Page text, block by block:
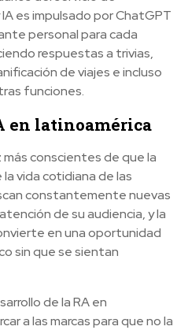
es impulsado por ChatGPT
personal para cada
respuestas a trivias,
de viajes e incluso
funciones.
en latinoamérica
conscientes de que la
vida cotidiana de las
constantemente nuevas
de su audiencia, y la
en una oportunidad
sin que se sientan
de la RA en
a las marcas para que no la